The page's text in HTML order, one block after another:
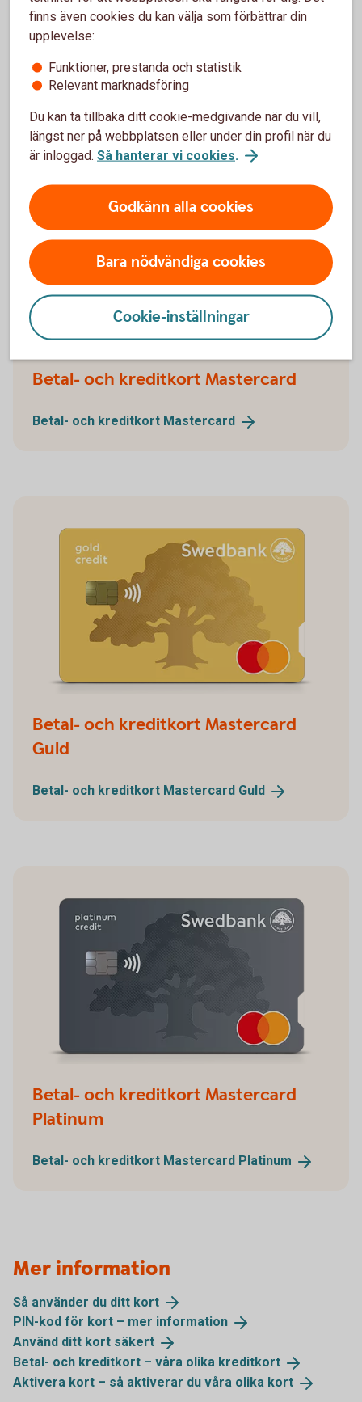
På.
Våra kreditkort
Betal- och kreditkort Mastercard
Betal- och kreditkort Mastercard
Betal- och kreditkort Mastercard
Guld
Betal- och kreditkort Mastercard Guld
Betal- och kreditkort Mastercard
Platinum
Betal- och kreditkort Mastercard Platinum
Mer information
Så använder du ditt kort
PIN-kod för kort – mer information
Använd ditt kort säkert
Betal- och kreditkort – våra olika kreditkort
Aktivera kort – så aktiverar du våra olika kort
finns även cookies du kan välja som förbättrar din
upplevelse:
Funktioner, prestanda och statistik
Relevant marknadsföring
Du kan ta tillbaka ditt cookie-medgivande när du vill,
längst ner på webbplatsen eller under din profil när du
är inloggad. Så hanterar vi cookies.
Godkänn alla cookies
Bara nödvändiga cookies
Cookie-inställningar